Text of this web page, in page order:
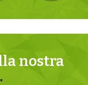
nostra